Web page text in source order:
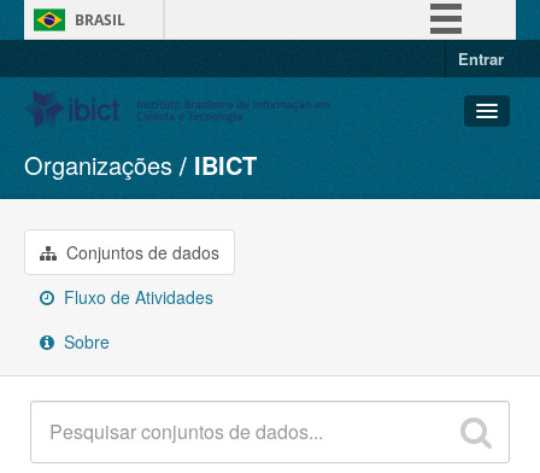
BRASIL
Entrar
Conjuntos de dados
Organizações
Grupos
Sobre
Organizações IBICT
Conjuntos de dados
Fluxo de Atividades
Sobre